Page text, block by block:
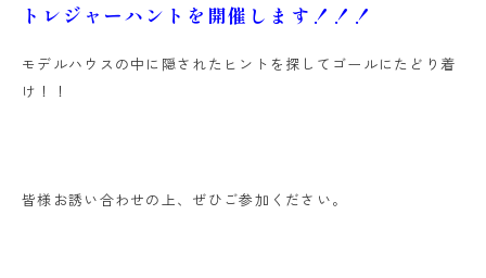
トレジャーハントを開催します！！！
モデルハウスの中に隠されたヒントを探してゴールにたどり着
け！！
皆様お誘い合わせの上、ぜひご参加ください。